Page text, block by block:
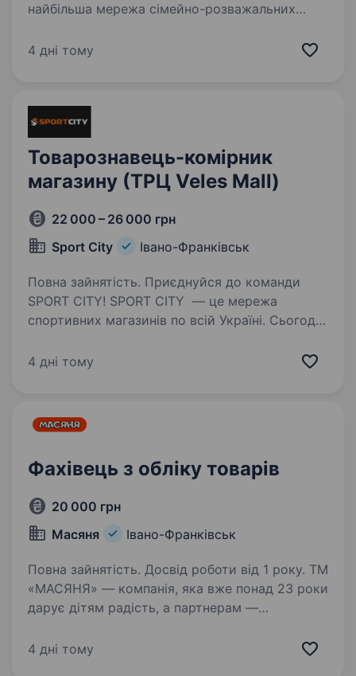
найбільша мережа сімейно-розважальних
центрів і ми масштабуємось! Ми — простір
4 дні тому
Товарознавець-комірник
магазину (ТРЦ Veles Mall)
22 000 – 26 000 грн
Sport City
Івано-Франківськ
Повна зайнятість. Приєднуйся до команди
SPORT CITY! SPORT CITY — це мережа
спортивних магазинів по всій Україні. Сьогодні
і продовжуємо розвиватися, відкриваючи нові
4 дні тому
Фахівець з обліку товарів
20 000 грн
Масяня
Івано-Франківськ
Повна зайнятість. Досвід роботи від 1 року. ТМ
«МАСЯНЯ» — компанія, яка вже понад 23 роки
дарує дітям радість, а партнерам —
іграшок і товарів для дітей. Ми не просто
4 дні тому